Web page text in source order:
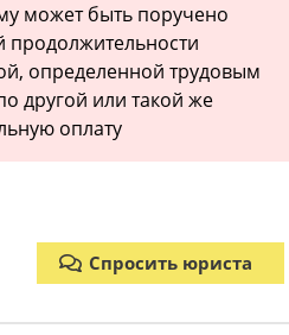
может быть поручено
продолжительности
определенной трудовым
другой или такой же
оплату
Спросить юриста